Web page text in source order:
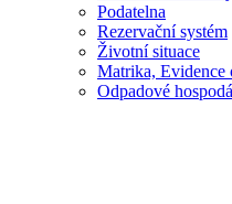
Podatelna
Rezervační systém
Životní situace
Matrika, Evidence
Odpadové